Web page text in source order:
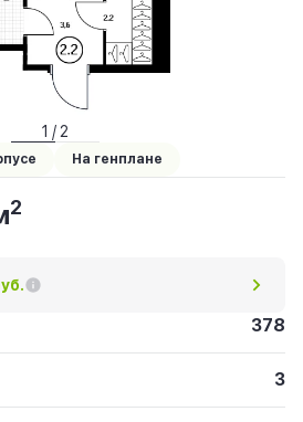
1 / 2
На генплане
2
378
3